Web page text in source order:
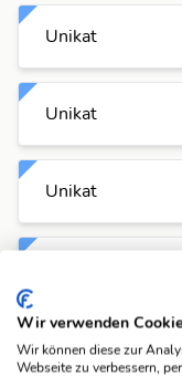
Unikat
Unikat
Unikat
Unikat
Wir verwenden
Wir können diese zur
Webseite zu verbessern,